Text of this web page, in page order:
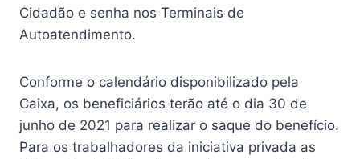
Cidadão e senha nos Terminais de
Autoatendimento.
Conforme o calendário disponibilizado pela
Caixa, os beneficiários terão até o dia 30 de
junho de 2021 para realizar o saque do benefício.
Para os trabalhadores da iniciativa privada as